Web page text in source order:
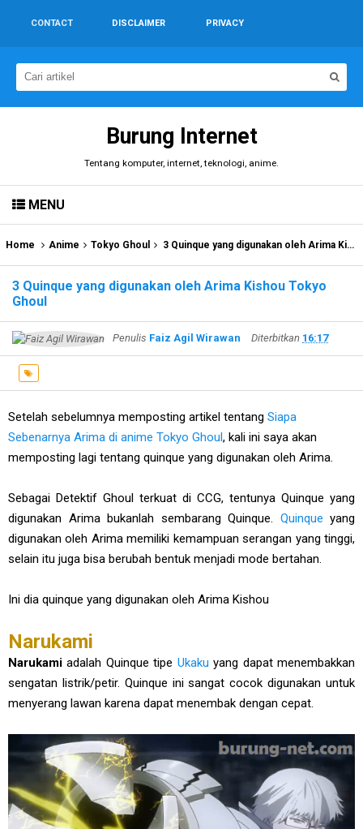
CONTACT DISCLAIMER PRIVACY
Burung Internet
Tentang komputer, internet, teknologi, anime.
MENU
Home Anime Tokyo Ghoul 3 Quinque yang digunakan oleh Arima Kishou Tokyo Ghoul
3 Quinque yang digunakan oleh Arima Kishou Tokyo
Ghoul
Penulis Faiz Agil Wirawan Diterbitkan 16:17
Setelah sebelumnya memposting artikel tentang Siapa
Sebenarnya Arima di anime Tokyo Ghoul, kali ini saya akan
memposting lagi tentang quinque yang digunakan oleh Arima.
Sebagai Detektif Ghoul terkuat di CCG, tentunya Quinque yang
digunakan Arima bukanlah sembarang Quinque. Quinque yang
digunakan oleh Arima memiliki kemampuan serangan yang tinggi,
selain itu juga bisa berubah bentuk menjadi mode bertahan.
Ini dia quinque yang digunakan oleh Arima Kishou
Narukami
Narukamiadalah Quinque tipe Ukaku yang dapat menembakkan
sengatan listrik/petir. Quinque ini sangat cocok digunakan untuk
menyerang lawan karena dapat menembak dengan cepat.